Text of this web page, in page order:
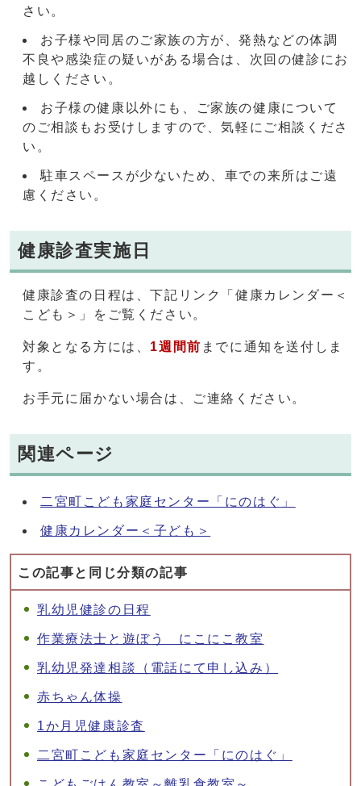
さい。
お子様や同居のご家族の方が、発熱などの体調
不良や感染症の疑いがある場合は、次回の健診にお
越しください。
お子様の健康以外にも、ご家族の健康について
のご相談もお受けしますので、気軽にご相談くださ
い。
駐車スペースが少ないため、車での来所はご遠
慮ください。
健康診査実施日
健康診査の日程は、下記リンク「健康カレンダー＜
こども＞」をご覧ください。
対象となる方には、 1週間前 までに通知を送付しま
す。
お手元に届かない場合は、ご連絡ください。
関連ページ
二宮町こども家庭センター「にのはぐ」
健康カレンダー＜子ども＞
この記事と同じ分類の記事
乳幼児健診の日程
作業療法士と遊ぼう にこにこ教室
乳幼児発達相談（電話にて申し込み）
赤ちゃん体操
1か月児健康診査
二宮町こども家庭センター「にのはぐ」